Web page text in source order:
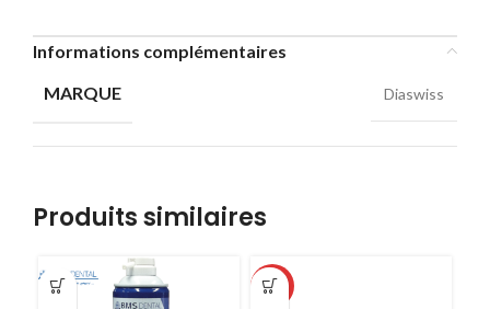
Informations complémentaires
MARQUE
Diaswiss
Produits similaires
-51%